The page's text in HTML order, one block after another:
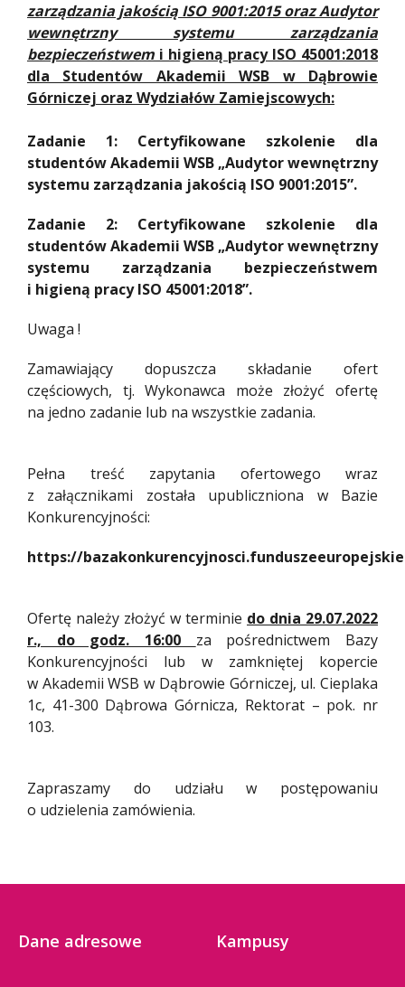
zarządzania jakością ISO 9001:2015 oraz Audytor
wewnętrzny systemu zarządzania
bezpieczeństwem i higieną pracy ISO 45001:2018
dla Studentów Akademii WSB w Dąbrowie
Górniczej oraz Wydziałów Zamiejscowych:
Zadanie 1: Certyfikowane szkolenie dla
studentów Akademii WSB „Audytor wewnętrzny
systemu zarządzania jakością ISO 9001:2015”.
Zadanie 2: Certyfikowane szkolenie dla
studentów Akademii WSB „Audytor wewnętrzny
systemu zarządzania bezpieczeństwem
i higieną pracy ISO 45001:2018”.
Uwaga !
Zamawiający dopuszcza składanie ofert
częściowych, tj. Wykonawca może złożyć ofertę
na jedno zadanie lub na wszystkie zadania.
Pełna treść zapytania ofertowego wraz
z załącznikami została upubliczniona w Bazie
Konkurencyjności:
https://
Ofertę należy złożyć w terminie do dnia 29.07.2022
r., do godz. 16:00
za pośrednictwem Bazy
Konkurencyjności lub w zamkniętej kopercie
w Akademii WSB w Dąbrowie Górniczej, ul. Cieplaka
1c, 41-300 Dąbrowa Górnicza, Rektorat – pok. nr
103.
Zapraszamy do udziału w postępowaniu
o udzielenia zamówienia.
Dane adresowe Kampusy